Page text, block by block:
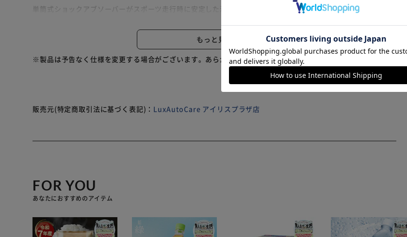
単筒式ショックアブソーバーがスポーツ走行時に安定した減衰力を発揮。
また、30段階調整機能を採用することにより、お好みに合わせたコイルオーバーフィーリングを実現。
・バンプラバー、ダストブーツ、車高調整用専用レンチ付属
・ベアリング付アッパーシート付属（ストラット式フロント）
・スプリングレート変更可能:左右10,000円(税別)
もっと見る
※製品は予告なく仕様を変更する場合がございます。あらかじめご了承ください。
販売元(特定商取引法に基づく表記)： LuxAutoCare アイリスプラザ店
FOR YOU
あなたにおすすめのアイテム
※ご確認ください